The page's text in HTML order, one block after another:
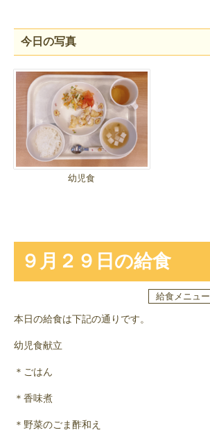
今日の写真
幼児食
９月２９日の給食
給食メニュー
本日の給食は下記の通りです。
幼児食献立
＊ごはん
＊香味煮
＊野菜のごま酢和え